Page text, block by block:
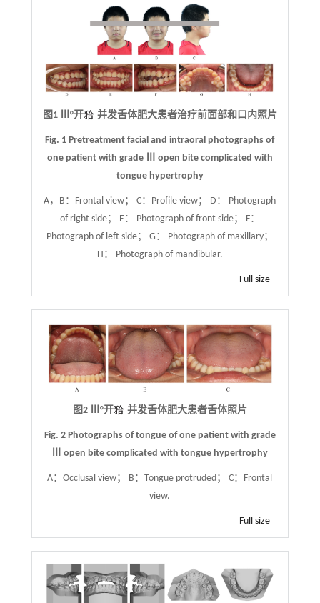
图1 Ⅲ°开 并发舌体肥大患者治疗前面部和口内照片
Fig. 1 Pretreatment facial and intraoral photographs of
one patient with grade Ⅲ open bite complicated with
tongue hypertrophy
A，B：Frontal view； C：Profile view； D： Photograph
of right side； E： Photograph of front side； F：
Photograph of left side； G： Photograph of maxillary；
H： Photograph of mandibular.
Full size
图2 Ⅲ°开 并发舌体肥大患者舌体照片
Fig. 2 Photographs of tongue of one patient with grade
Ⅲ open bite complicated with tongue hypertrophy
A：Occlusal view； B：Tongue protruded； C：Frontal
view.
Full size